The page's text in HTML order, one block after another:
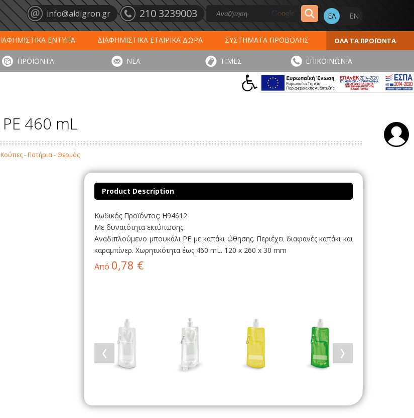
info@aldigron.gr 210 3239003
ΕΝΤΥΠΑ ΔΙΑΦΗΜΙΣΤΙΚΑ ΕΤΑΙΡΙΚΑ ΔΩΡΑ
ΣΥΣΤΗΜΑΤΑ ΠΡΟΒΟΛΗΣ
ΞΕΝΟΔΟΧΕΙΑ - ΕΣΤΙΑΣΗ ΤΑΠΕΤΑ ΕΙΣΟΔΟΥ ΗΜΕΡΟΛΟΓΙΑ 2027
ΕΚΤΥΠΩΣΕΙΣ
ΑΥΤΟΚΟΛΛΗΤΑ - ΕΤΙΚΕΤΕΣ
ΟΛΑ ΤΑ ΠΡΟΪΟΝΤΑ
ΠΡΟΪΟΝΤΑ ΝΕΑ ΤΙΜΕΣ ΕΠΙΚΟΙΝΩΝΙΑ
460 mL
- Ποτήρια - Θερμός
Product Description
Κωδικός Προϊόντος: H94612
Με δυνατότητα εκτύπωσης.
Αναδιπλούμενο μπουκάλι PE με καπάκι ώθησης. Περιέχει διαφανές καπάκι και
καραμπίνερ. Χωρητικότητα έως 460 mL. 120 x 260 x 30 mm
Από 0,78 €